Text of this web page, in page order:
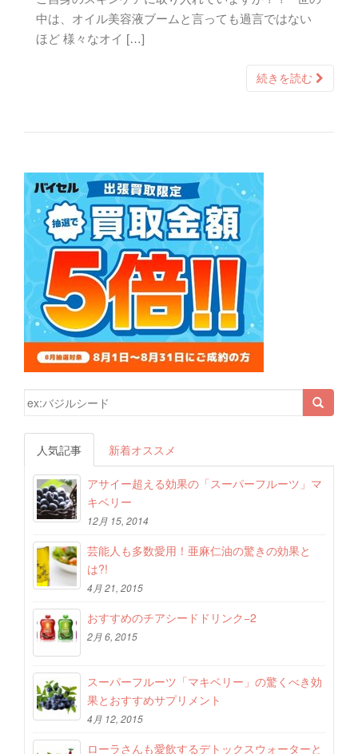
中は、オイル美容液ブームと言っても過言ではない
ほど 様々なオイ […]
続きを読む
検索結果:
人気記事 新着オススメ
アサイー超える効果の「スーパーフルーツ」マ
キベリー
12月 15, 2014
芸能人も多数愛用！亜麻仁油の驚きの効果と
は?!
4月 21, 2015
おすすめのチアシードドリンク−2
2月 6, 2015
スーパーフルーツ「マキベリー」の驚くべき効
果とおすすめサプリメント
4月 12, 2015
ローラさんも愛飲するデトックスウォーターと